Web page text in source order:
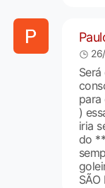
para
)
iria
do
SÃO